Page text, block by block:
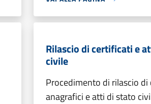
Rilascio di certificati e
civile
Procedimento di rilascio
anagrafici e atti di stato